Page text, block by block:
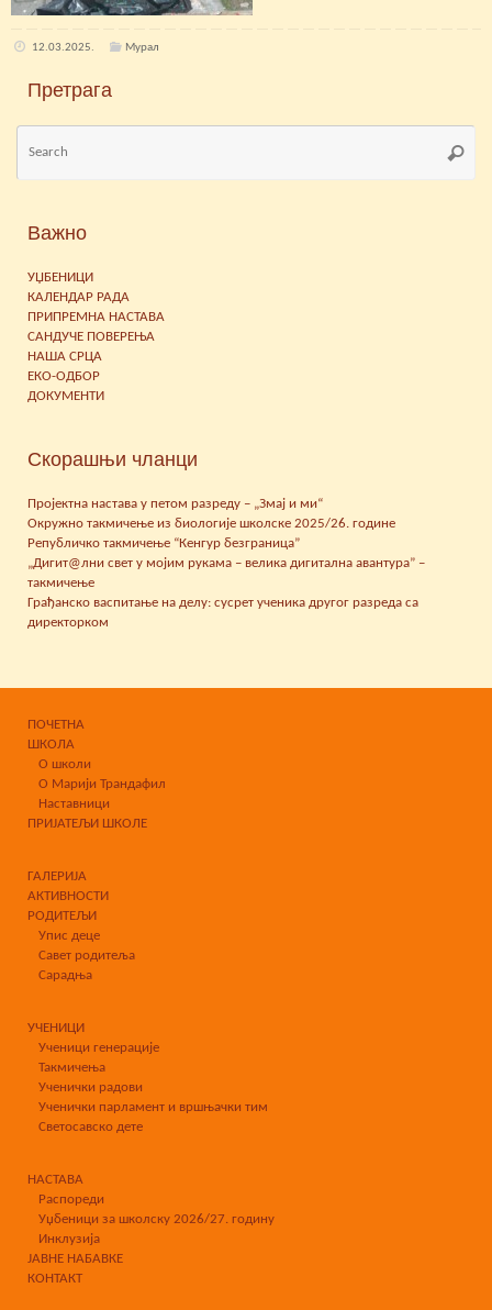
12.03.2025. Мурал
Претрага
Важно
УЏБЕНИЦИ
КАЛЕНДАР РАДА
ПРИПРЕМНА НАСТАВА
САНДУЧЕ ПОВЕРЕЊА
НАША СРЦА
ЕКО-ОДБОР
ДОКУМЕНТИ
Скорашњи чланци
Пројектна настава у петом разреду – „Змај и ми“
Окружно такмичење из биологије школске 2025/26. године
Републичко такмичење “Кенгур безграница”
„Дигит@лни свет у мојим рукама – велика дигитална авантура” –
такмичење
Грађанско васпитање на делу: сусрет ученика другог разреда са
директорком
ПОЧЕТНА
ШКОЛА
О школи
О Марији Трандафил
Наставници
ПРИЈАТЕЉИ ШКОЛЕ
ГАЛЕРИЈА
АКТИВНОСТИ
РОДИТЕЉИ
Упис деце
Савет родитеља
Сарадња
УЧЕНИЦИ
Ученици генерације
Такмичења
Ученички радови
Ученички парламент и вршњачки тим
Светосавско дете
НАСТАВА
Распореди
Уџбеници за школску 2026/27. годину
Инклузија
ЈАВНЕ НАБАВКЕ
КОНТАКТ